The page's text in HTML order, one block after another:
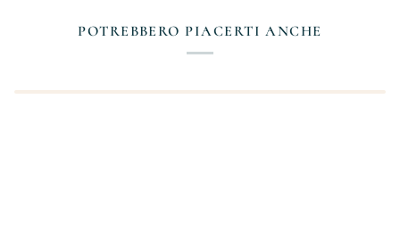
POTREBBERO PIACERTI ANCHE